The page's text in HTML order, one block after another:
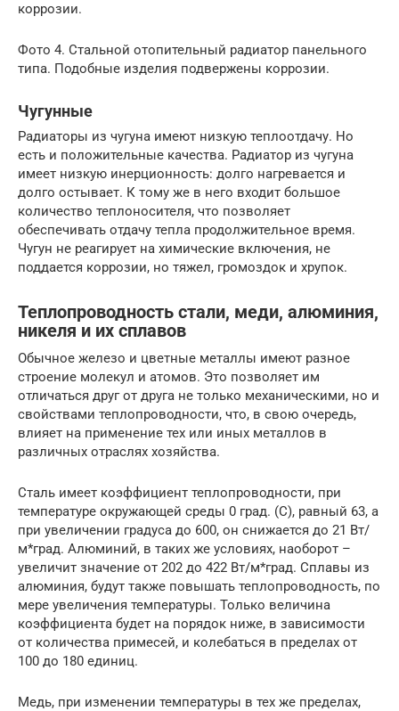
коррозии.
Фото 4. Стальной отопительный радиатор панельного
типа. Подобные изделия подвержены коррозии.
Чугунные
Радиаторы из чугуна имеют низкую теплоотдачу. Но
есть и положительные качества. Радиатор из чугуна
имеет низкую инерционность: долго нагревается и
долго остывает. К тому же в него входит большое
количество теплоносителя, что позволяет
обеспечивать отдачу тепла продолжительное время.
Чугун не реагирует на химические включения, не
поддается коррозии, но тяжел, громоздок и хрупок.
Теплопроводность стали, меди, алюминия,
никеля и их сплавов
Обычное железо и цветные металлы имеют разное
строение молекул и атомов. Это позволяет им
отличаться друг от друга не только механическими, но и
свойствами теплопроводности, что, в свою очередь,
влияет на применение тех или иных металлов в
различных отраслях хозяйства.
Сталь имеет коэффициент теплопроводности, при
температуре окружающей среды 0 град. (С), равный 63, а
при увеличении градуса до 600, он снижается до 21 Вт/
м*град. Алюминий, в таких же условиях, наоборот –
увеличит значение от 202 до 422 Вт/м*град. Сплавы из
алюминия, будут также повышать теплопроводность, по
мере увеличения температуры. Только величина
коэффициента будет на порядок ниже, в зависимости
от количества примесей, и колебаться в пределах от
100 до 180 единиц.
Медь, при изменении температуры в тех же пределах,